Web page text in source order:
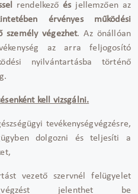
rendelkező és jellemzően az
érvényes működési
személy végezhet. Az önállóan
az arra feljogosító
nyilvántartásba történő
kell vizsgálni.
tevékenységvégzésre,
dolgozni és teljesíti a
vezető szervnél felügyelet
jelenthet be